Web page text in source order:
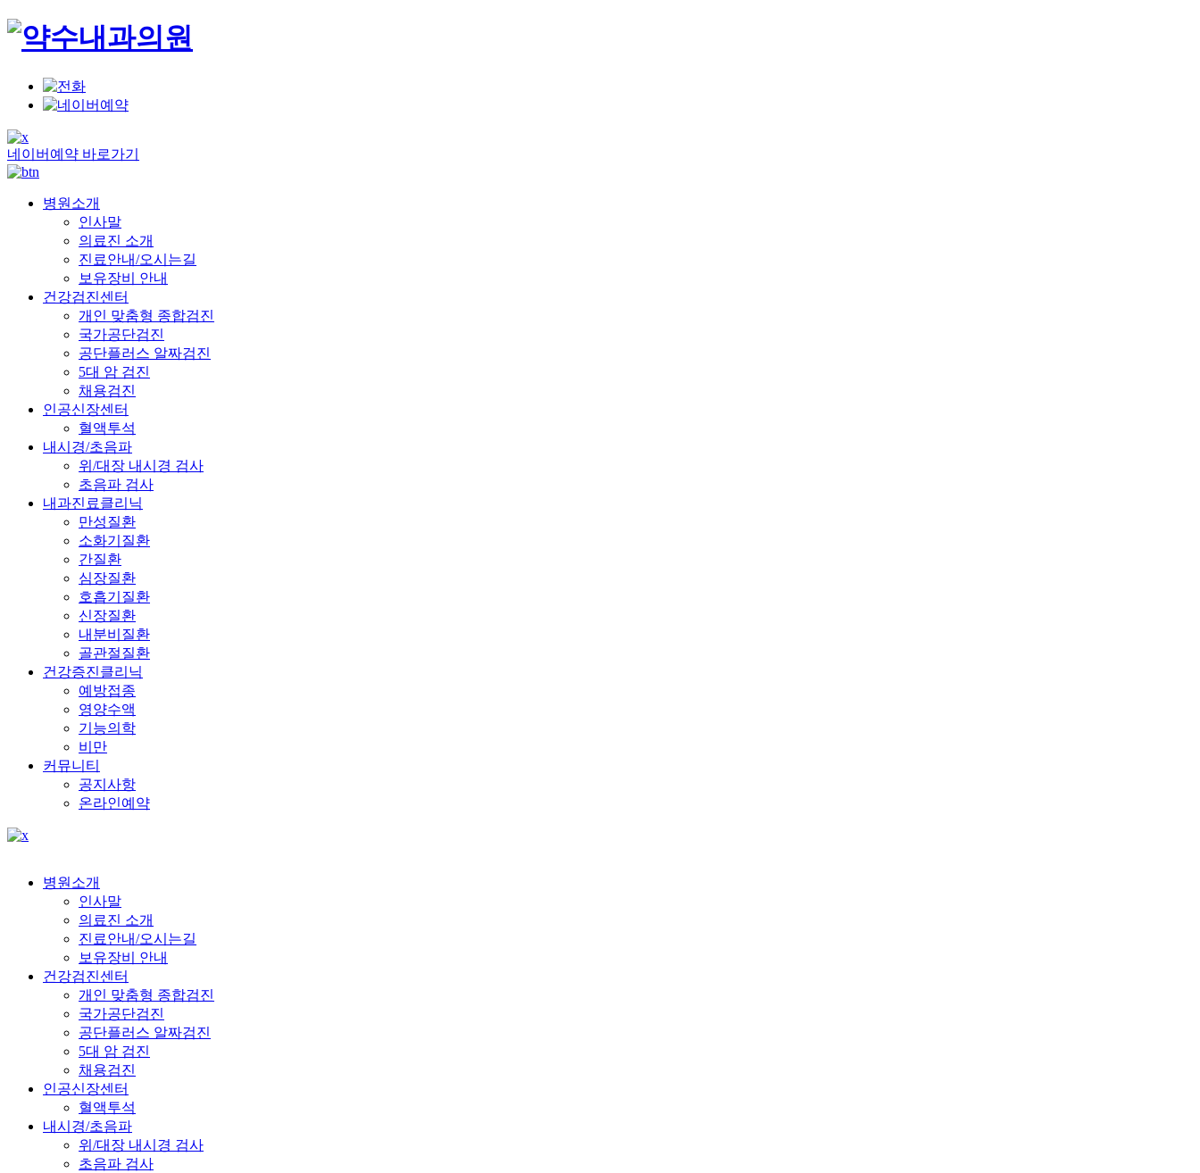
네이버예약 바로가기
병원소개
인사말
의료진 소개
진료안내/오시는길
보유장비 안내
건강검진센터
개인 맞춤형 종합검진
국가공단검진
공단플러스 알짜검진
5대 암 검진
채용검진
인공신장센터
혈액투석
내시경/초음파
위/대장 내시경 검사
초음파 검사
내과진료클리닉
만성질환
소화기질환
간질환
심장질환
호흡기질환
신장질환
내분비질환
골관절질환
건강증진클리닉
예방접종
영양수액
기능의학
비만
커뮤니티
공지사항
온라인예약
병원소개
인사말
의료진 소개
진료안내/오시는길
보유장비 안내
건강검진센터
개인 맞춤형 종합검진
국가공단검진
공단플러스 알짜검진
5대 암 검진
채용검진
인공신장센터
혈액투석
내시경/초음파
위/대장 내시경 검사
초음파 검사